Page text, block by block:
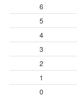
6
5
4
3
2
1
0